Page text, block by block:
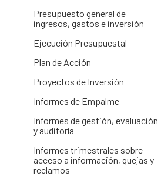
Presupuesto general de
ingresos, gastos e inversión
Ejecución Presupuestal
Plan de Acción
Proyectos de Inversión
Informes de Empalme
Informes de gestión, evaluación
y auditoría
Informes trimestrales sobre
acceso a información, quejas y
reclamos